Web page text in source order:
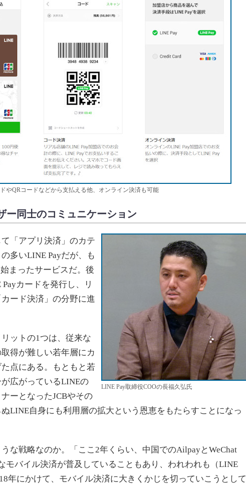
やQRコードなどから支払える他、オンライン決済も可能
ー同士のコミュニケーション
LINE Pay取締役COOの長福久弘氏
「アプリ決済」のカテ
多いLINE Payだが、も
まったサービスだ。後
カードを発行し、リ
ード決済」の分野に進
ットの1つは、従来な
得が難しい若年層にカ
点にある。もともと若
広がっているLINEの
ーとなったJCBやその
LINE自身にも利用層の拡大という恩恵をもたらすことになっ
な戦略なのか。「ここ2年くらい、中国でのAilpayとWeChat
モバイル決済が普及していることもあり、われわれも（LINE
年にかけて、モバイル決済に大きくかじを切っていこうとして